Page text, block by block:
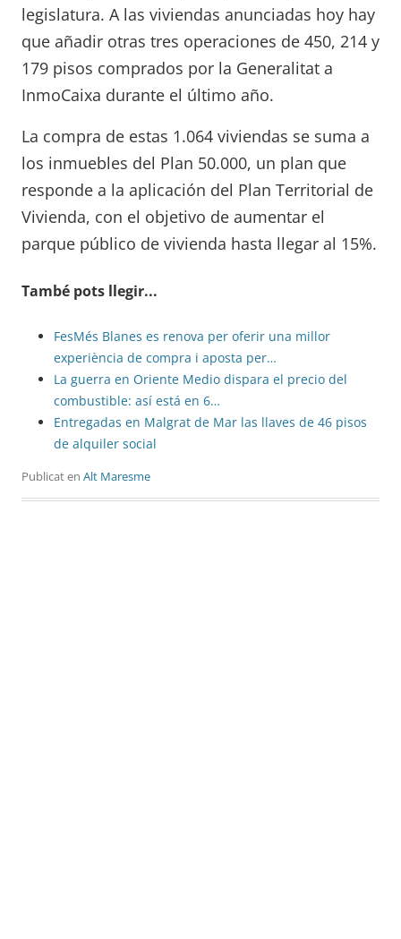
legislatura. A las viviendas anunciadas hoy hay
que añadir otras tres operaciones de 450, 214 y
179 pisos comprados por la Generalitat a
InmoCaixa durante el último año.
La compra de estas 1.064 viviendas se suma a
los inmuebles del Plan 50.000, un plan que
responde a la aplicación del Plan Territorial de
Vivienda, con el objetivo de aumentar el
parque público de vivienda hasta llegar al 15%.
També pots llegir...
FesMés Blanes es renova per oferir una millor
experiència de compra i aposta per…
La guerra en Oriente Medio dispara el precio del
combustible: así está en 6…
Entregadas en Malgrat de Mar las llaves de 46 pisos
de alquiler social
Publicat en Alt Maresme